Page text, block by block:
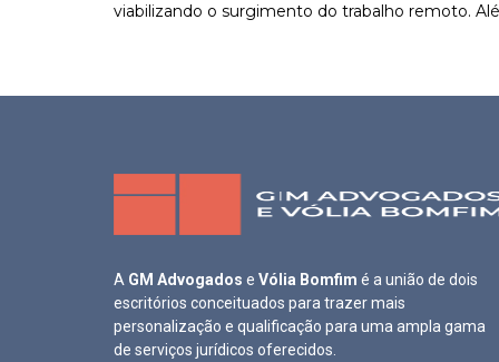
viabilizando o surgimento do trabalho remoto.
A GM Advogados e Vólia Bomfim é a união de dois
escritórios conceituados para trazer mais
personalização e qualificação para uma ampla gama
de serviços jurídicos oferecidos.